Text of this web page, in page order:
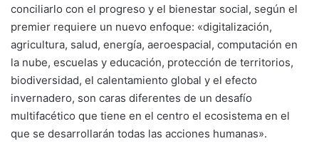
conciliarlo con el progreso y el bienestar social, según el
premier requiere un nuevo enfoque: «digitalización,
agricultura, salud, energía, aeroespacial, computación en
la nube, escuelas y educación, protección de territorios,
biodiversidad, el calentamiento global y el efecto
invernadero, son caras diferentes de un desafío
multifacético que tiene en el centro el ecosistema en el
que se desarrollarán todas las acciones humanas».